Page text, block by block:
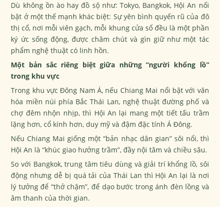
Dù không ồn ào hay đồ sộ như: Tokyo, Bangkok, Hội An nổi
bật ở một thế mạnh khác biệt: Sự yên bình quyến rũ của đô
thị cổ, nơi mỗi viên gạch, mỗi khung cửa sổ đều là một phần
ký ức sống động, được chăm chút và gìn giữ như một tác
phẩm nghệ thuật có linh hồn.
Một bản sắc riêng biệt giữa những “người khổng lồ”
trong khu vực
Trong khu vực Đông Nam Á, nếu Chiang Mai nổi bật với văn
hóa miền núi phía Bắc Thái Lan, nghệ thuật đường phố và
chợ đêm nhộn nhịp, thì Hội An lại mang một tiết tấu trầm
lặng hơn, cổ kính hơn, duy mỹ và đậm đặc tính Á Đông.
Nếu Chiang Mai giống một “bản nhạc dân gian” sôi nổi, thì
Hội An là “khúc giao hưởng trầm”, đầy nội tâm và chiều sâu.
So với Bangkok, trung tâm tiêu dùng và giải trí khổng lồ, sôi
động nhưng dễ bị quá tải của Thái Lan thì Hội An lại là nơi
lý tưởng để “thở chậm”, để dạo bước trong ánh đèn lồng và
âm thanh của thời gian.